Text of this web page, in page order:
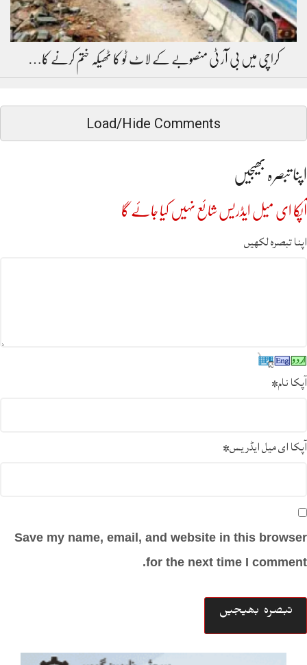
کراچی میں بی آر ٹی منصوبے کے لاٹ ٹو کا ٹھیکہ ختم کرنے کا…
Load/Hide Comments
اپنا تبصرہ بھیجیں
آپکا ای میل ایڈریس شائع نہیں کیا جائے گا
اپنا تبصرہ لکھیں
آپکا نام*
آپکا ای میل ایڈریس*
Save my name, email, and website in this browser
for the next time I comment.